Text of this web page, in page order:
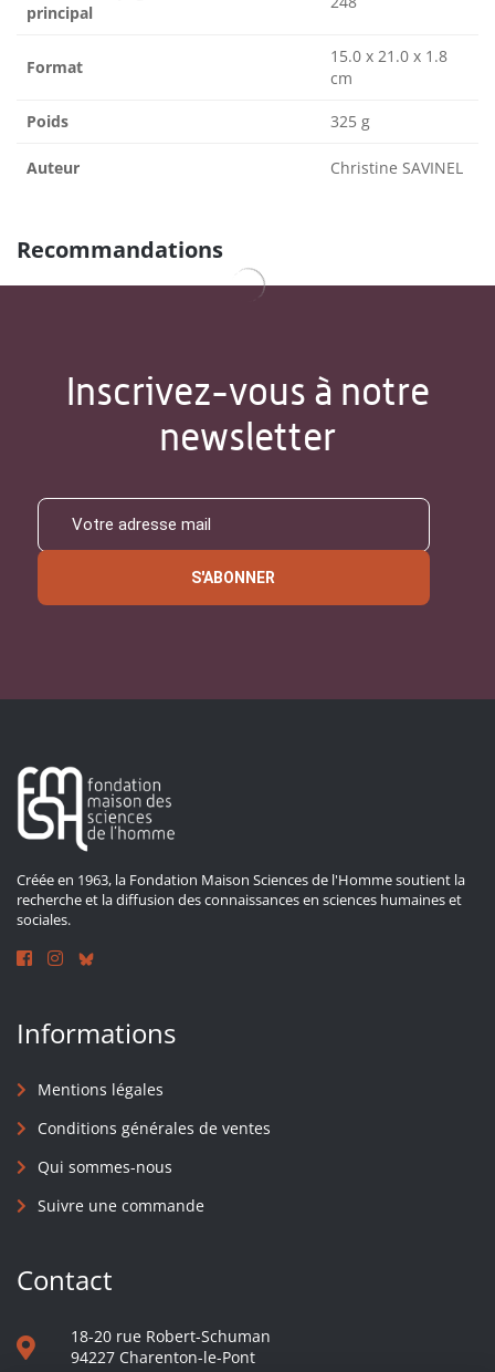
principal
Format
15.0 x 21.0 x 1.8
cm
Poids 325 g
Auteur Christine SAVINEL
Recommandations
Inscrivez-vous à notre
newsletter
S'ABONNER
Créée en 1963, la Fondation Maison Sciences de l'Homme soutient la
recherche et la diffusion des connaissances en sciences humaines et
sociales.
Informations
Mentions légales
Conditions générales de ventes
Qui sommes-nous
Suivre une commande
Contact
18-20 rue Robert-Schuman
94227 Charenton-le-Pont